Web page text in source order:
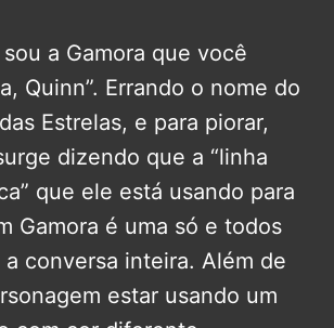
sou a Gamora que você
Quinn”. Errando o nome do
Estrelas, e para piorar,
dizendo que a “linha
que ele está usando para
Gamora é uma só e todos
a conversa inteira. Além de
estar usando um